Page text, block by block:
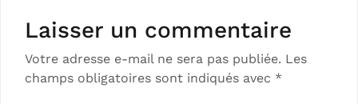
Laisser un commentaire
Votre adresse e-mail ne sera pas publiée. Les
champs obligatoires sont indiqués avec *